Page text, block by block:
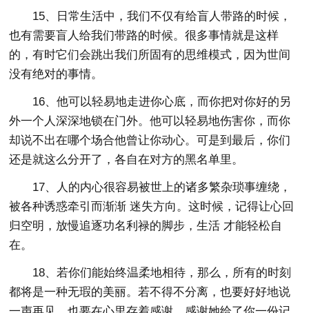
15、日常生活中，我们不仅有给盲人带路的时候，
也有需要盲人给我们带路的时候。很多事情就是这样
的，有时它们会跳出我们所固有的思维模式，因为世间
没有绝对的事情。
16、他可以轻易地走进你心底，而你把对你好的另
外一个人深深地锁在门外。他可以轻易地伤害你，而你
却说不出在哪个场合他曾让你动心。可是到最后，你们
还是就这么分开了，各自在对方的黑名单里。
17、人的内心很容易被世上的诸多繁杂琐事缠绕，
被各种诱惑牵引而渐渐 迷失方向。这时候，记得让心回
归空明，放慢追逐功名利禄的脚步，生活 才能轻松自
在。
18、若你们能始终温柔地相待，那么，所有的时刻
都将是一种无瑕的美丽。若不得不分离，也要好好地说